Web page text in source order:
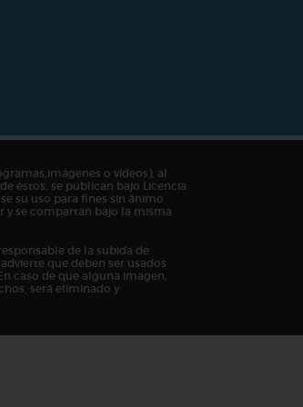
o vídeos), al
éstos, se publican bajo Licencia
su uso para fines sin ánimo
y se compartan bajo la misma
de la subida de
que deben ser usados
caso de que alguna imagen,
será eliminado y